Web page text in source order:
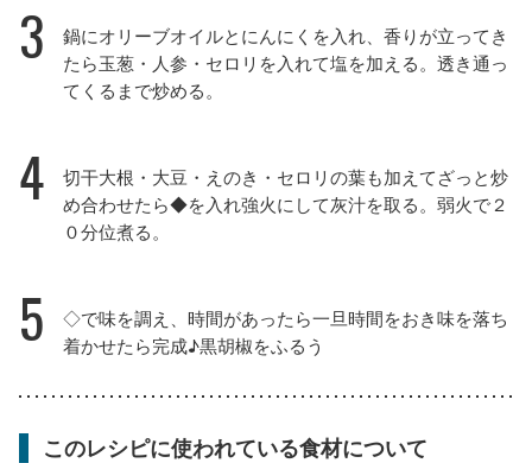
3
鍋にオリーブオイルとにんにくを入れ、香りが立ってき
たら玉葱・人参・セロリを入れて塩を加える。透き通っ
てくるまで炒める。
4
切干大根・大豆・えのき・セロリの葉も加えてざっと炒
め合わせたら◆を入れ強火にして灰汁を取る。弱火で２
０分位煮る。
5
◇で味を調え、時間があったら一旦時間をおき味を落ち
着かせたら完成♪黒胡椒をふるう
このレシピに使われている食材について